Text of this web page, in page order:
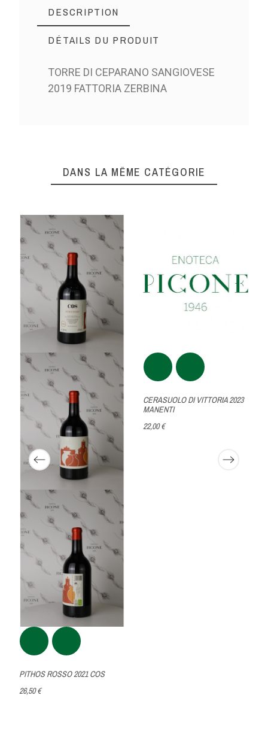
DESCRIPTION
DÉTAILS DU PRODUIT
TORRE DI CEPARANO SANGIOVESE
2019 FATTORIA ZERBINA
DANS LA MÊME CATÉGORIE
PITHOS ROSSO 2021 COS
26,50 €
CERASUOLO DI VITTORIA 2023
MANENTI
22,00 €